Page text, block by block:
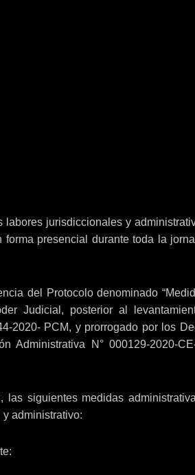
jurisdiccionales y
presencial durante toda la
del Protocolo denominado
Judicial, posterior al
2020- PCM, y prorrogado por los
Administrativa N° 000129-2020-
siguientes medidas
administrativo: